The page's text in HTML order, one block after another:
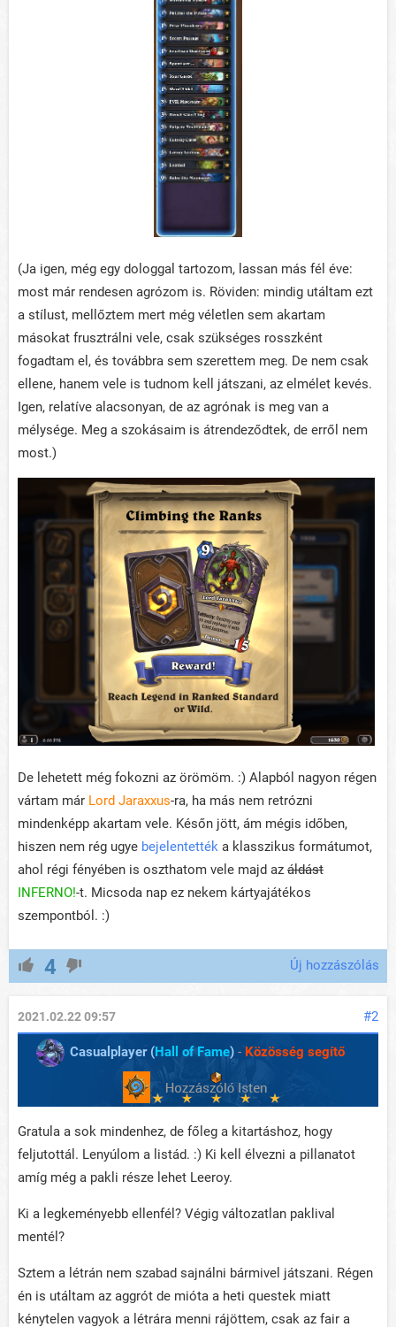
(Ja igen, még egy dologgal tartozom, lassan más fél éve:
most már rendesen agrózom is. Röviden: mindig utáltam ezt
a stílust, mellőztem mert még véletlen sem akartam
másokat frusztrálni vele, csak szükséges rosszként
fogadtam el, és továbbra sem szerettem meg. De nem csak
ellene, hanem vele is tudnom kell játszani, az elmélet kevés.
Igen, relatíve alacsonyan, de az agrónak is meg van a
mélysége. Meg a szokásaim is átrendeződtek, de erről nem
most.)
De lehetett még fokozni az örömöm. :) Alapból nagyon régen
vártam már Lord Jaraxxus-ra, ha más nem retrózni
mindenképp akartam vele. Későn jött, ám mégis időben,
hiszen nem rég ugye bejelentették a klasszikus formátumot,
ahol régi fényében is oszthatom vele majd az áldást
INFERNO!-t. Micsoda nap ez nekem kártyajátékos
szempontból. :)
4 Új hozzászólás
#2
2021.02.22 09:57
Casualplayer (Hall of Fame) - Közösség segítő
Gratula a sok mindenhez, de főleg a kitartáshoz, hogy
feljutottál. Lenyúlom a listád. :) Ki kell élvezni a pillanatot
amíg még a pakli része lehet Leeroy.
Ki a legkeményebb ellenfél? Végig változatlan paklival
mentél?
Sztem a létrán nem szabad sajnálni bármivel játszani. Régen
én is utáltam az aggrót de mióta a heti questek miatt
kénytelen vagyok a létrára menni rájöttem, csak az fair a